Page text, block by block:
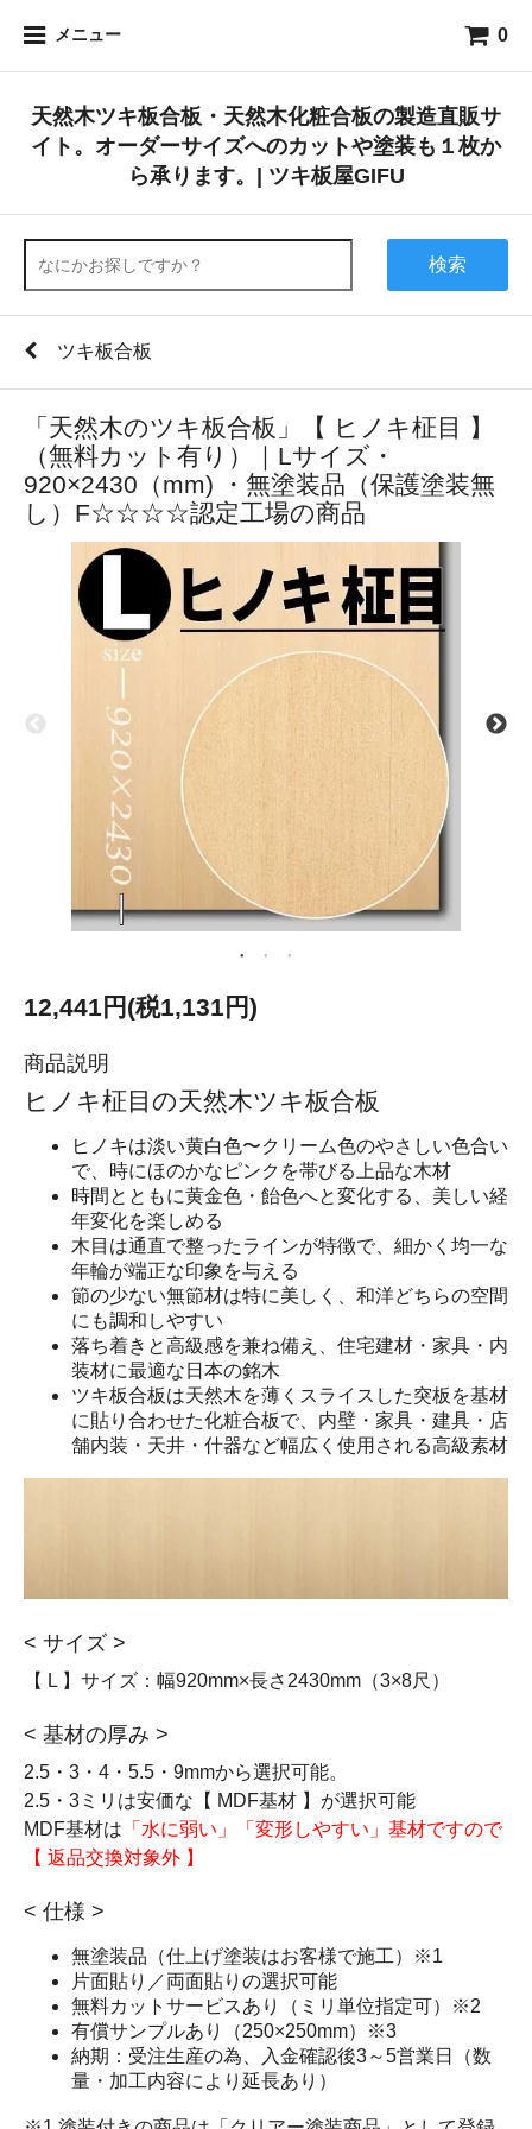
メニュー 0
天然木ツキ板合板・天然木化粧合板の製造直販サ
イト。オーダーサイズへのカットや塗装も１枚か
ら承ります。| ツキ板屋GIFU
検索
ツキ板合板
「天然木のツキ板合板」【 ヒノキ柾目 】
（無料カット有り）｜Lサイズ・
920×2430（mm) ・無塗装品（保護塗装無
し）F☆☆☆☆認定工場の商品
12,441円(税1,131円)
商品説明
ヒノキ柾目の天然木ツキ板合板
ヒノキは淡い黄白色〜クリーム色のやさしい色合い
で、時にほのかなピンクを帯びる上品な木材
時間とともに黄金色・飴色へと変化する、美しい経
年変化を楽しめる
木目は通直で整ったラインが特徴で、細かく均一な
年輪が端正な印象を与える
節の少ない無節材は特に美しく、和洋どちらの空間
にも調和しやすい
落ち着きと高級感を兼ね備え、住宅建材・家具・内
装材に最適な日本の銘木
ツキ板合板は天然木を薄くスライスした突板を基材
に貼り合わせた化粧合板で、内壁・家具・建具・店
舗内装・天井・什器など幅広く使用される高級素材
< サイズ >
【 L 】サイズ：幅920mm×長さ2430mm（3×8尺）
< 基材の厚み >
2.5・3・4・5.5・9mmから選択可能。
2.5・3ミリは安価な【 MDF基材 】が選択可能
MDF基材は 「水に弱い」「変形しやすい」基材ですので
【 返品交換対象外 】
< 仕様 >
無塗装品（仕上げ塗装はお客様で施工）※1
片面貼り／両面貼りの選択可能
無料カットサービスあり（ミリ単位指定可）※2
有償サンプルあり（250×250mm）※3
納期：受注生産の為、入金確認後3～5営業日（数
量・加工内容により延長あり）